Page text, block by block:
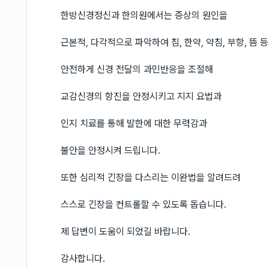
한방신경정신과 한의원에서는 증상의 원인을
근본적, 다각적으로 파악하여 침, 한약, 약침, 부항, 뜸
안전하게 신경 전달의 과민반응을 조절해
교감신경의 항진을 안정시키고 지지 요법과
인지 치료를 통해 발한에 대한 무력감과
불안을 안정시켜 드립니다.
또한 심리적 긴장을 다스리는 이완법을 알려드려
스스로 긴장을 컨트롤할 수 있도록 돕습니다.
제 답변이 도움이 되었길 바랍니다.
감사합니다.